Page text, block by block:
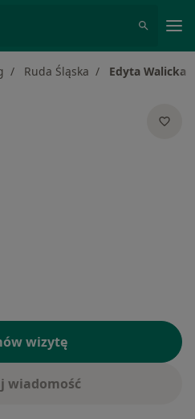
Ruda Śląska Edyta Walicka
wizytę
wiadomość